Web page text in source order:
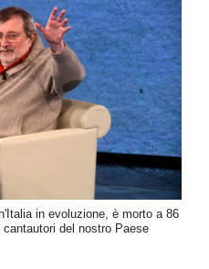
in evoluzione, è morto a 86
del nostro Paese